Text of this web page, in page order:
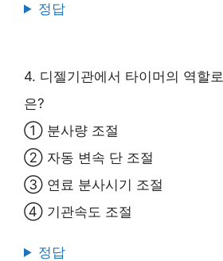
정답
4. 디젤기관에서 타이머의 역할
은?
① 분사량 조절
② 자동 변속 단 조절
③ 연료 분사시기 조절
④ 기관속도 조절
정답